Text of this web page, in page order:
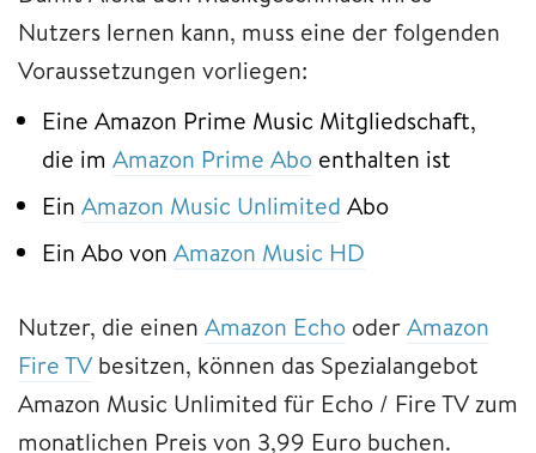
Nutzers lernen kann, muss eine der folgenden
Voraussetzungen vorliegen:
Eine Amazon Prime Music Mitgliedschaft,
die im Amazon Prime Abo enthalten ist
Ein Amazon Music Unlimited Abo
Ein Abo von Amazon Music HD
Nutzer, die einen Amazon Echo oderAmazon
Fire TV besitzen, können das Spezialangebot
Amazon Music Unlimited für Echo / Fire TV zum
monatlichen Preis von 3,99 Euro buchen.